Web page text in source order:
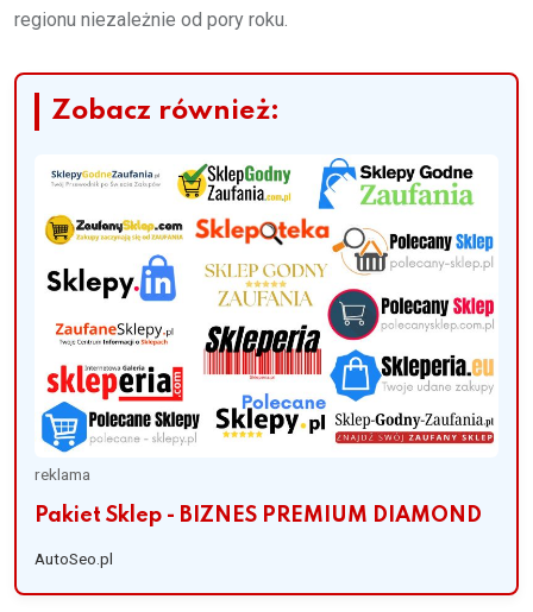
regionu niezależnie od pory roku.
Zobacz również:
reklama
Pakiet Sklep - BIZNES PREMIUM DIAMOND
AutoSeo.pl